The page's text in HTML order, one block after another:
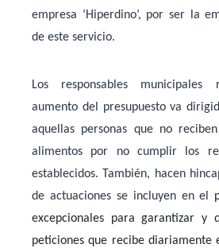
empresa ‘Hiperdino’, por ser la
de este servicio.
Los responsables
aumento del presupuesto va
aquellas personas que no
alimentos por no cumplir los
establecidos. También, hacen
de actuaciones se incluyen en el
excepcionales para garantizar y
peticiones que recibe diariamente